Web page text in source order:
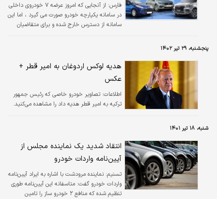
فارس:
از آنجایی که امروز عرضه ۷ خودروی داخلی
در سامانه یکپارچه خودرو صورت می گیرد ، اما این
سامانه از دسترس خارج شده و برای متقاضیان
پنجشنبه، ۲۹ تیر ۱۴۰۲
هدیه لوکس اردوغان به امیر قطر +
عکس
اطلاعات: تصاویر خودرو خاصی که رئیس جمهور
ترکیه به امیر قطر هدیه داد را مشاهده می‌کنید.
شنبه، ۱۸ تیر ۱۴۰۱
انتقاد شدید یک نماینده مجلس از
آیین‌نامه واردات خودرو
تسنیم: نماینده مرودشت با اشاره به ایراد آیین‌نامه
واردات خودرو گفت: متاسفانه این آیین‌نامه طوری
تنظیم شده که منافع ۲ خودرو ساز را تامین